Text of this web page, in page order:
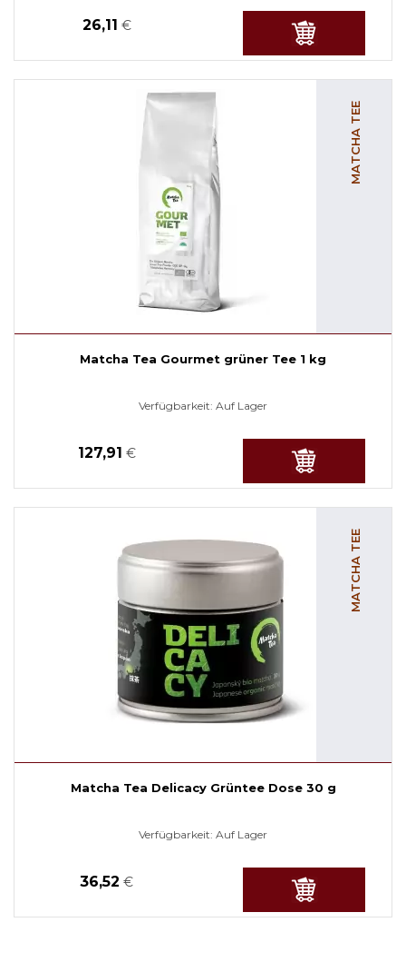
26,11 €
MATCHA TEE
Matcha Tea Gourmet grüner Tee 1 kg
Verfügbarkeit: Auf Lager
127,91 €
MATCHA TEE
Matcha Tea Delicacy Grüntee Dose 30 g
Verfügbarkeit: Auf Lager
36,52 €